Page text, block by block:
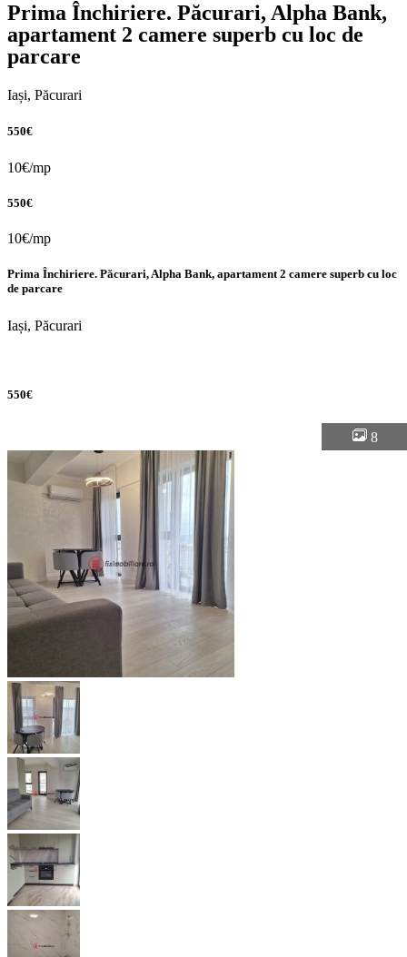
Prima Închiriere. Păcurari, Alpha Bank,
apartament 2 camere superb cu loc de
parcare
Iași, Păcurari
550€
10€/mp
550€
10€/mp
Prima Închiriere. Păcurari, Alpha Bank, apartament 2 camere superb cu loc
de parcare
Iași, Păcurari
550€
8